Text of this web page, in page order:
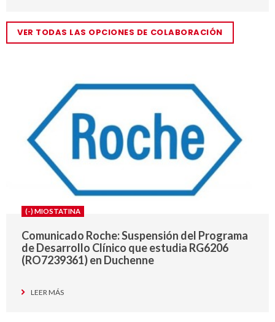
(-) MIOSTATINA
Comunicado Roche: Suspensión del Programa
de Desarrollo Clínico que estudia RG6206
(RO7239361) en Duchenne
LEER MÁS
VER TODAS LAS OPCIONES DE COLABORACIÓN